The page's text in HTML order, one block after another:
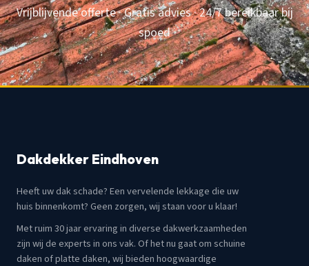
Vrijblijvende offerte · Gratis advies · 24/7 bereikbaar bij
spoed
Dakdekker Eindhoven
Heeft uw dak schade? Een vervelende lekkage die uw
huis binnenkomt? Geen zorgen, wij staan voor u klaar!
Met ruim 30 jaar ervaring in diverse dakwerkzaamheden
zijn wij de experts in ons vak. Of het nu gaat om schuine
daken of platte daken, wij bieden hoogwaardige